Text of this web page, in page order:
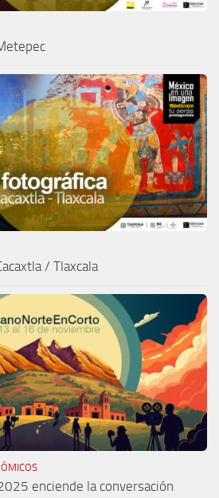
/ Tlaxcala
enciende la conversación